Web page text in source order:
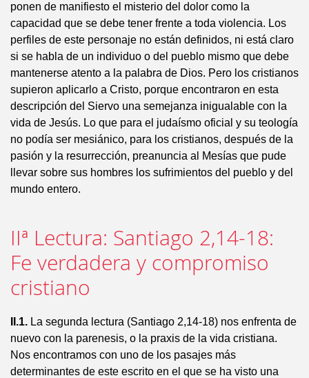
ponen de manifiesto el misterio del dolor como la
capacidad que se debe tener frente a toda violencia. Los
perfiles de este personaje no están definidos, ni está claro
si se habla de un individuo o del pueblo mismo que debe
mantenerse atento a la palabra de Dios. Pero los cristianos
supieron aplicarlo a Cristo, porque encontraron en esta
descripción del Siervo una semejanza inigualable con la
vida de Jesús. Lo que para el judaísmo oficial y su teología
no podía ser mesiánico, para los cristianos, después de la
pasión y la resurrección, preanuncia al Mesías que pude
llevar sobre sus hombres los sufrimientos del pueblo y del
mundo entero.
IIª Lectura: Santiago 2,14-18:
Fe verdadera y compromiso
cristiano
II.1. La segunda lectura (Santiago 2,14-18) nos enfrenta de
nuevo con la parenesis, o la praxis de la vida cristiana.
Nos encontramos con uno de los pasajes más
determinantes de este escrito en el que se ha visto una